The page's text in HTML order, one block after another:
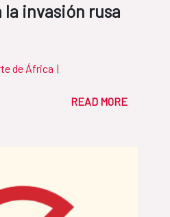
invasión rusa
de África |
READ MORE